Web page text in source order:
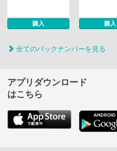
購入 購入
全てのバックナンバーを見る
アプリダウンロード
はこちら